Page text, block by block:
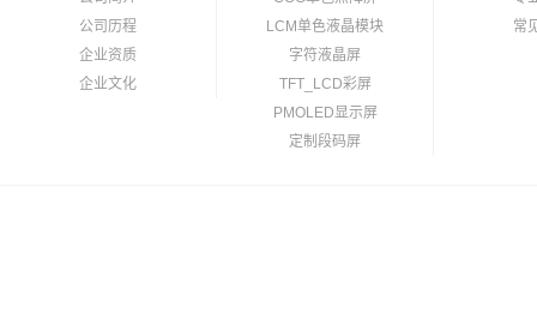
公司历程
企业资质
企业文化
LCM单色液晶模块
字符液晶屏
TFT_LCD彩屏
PMOLED显示屏
定制段码屏
常